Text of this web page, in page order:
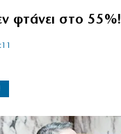
φτάνει στο 55%!